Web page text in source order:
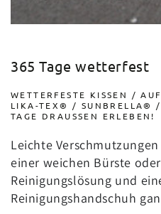
365 Tage wetterfest
WETTERFESTE KISSEN /
LIKA-TEX® / SUNBRELLA® /
TAGE DRAUSSEN ERLEBEN!
Leichte
einer weichen Bürste
Reinigungslösung und
Reinigungshandschuh